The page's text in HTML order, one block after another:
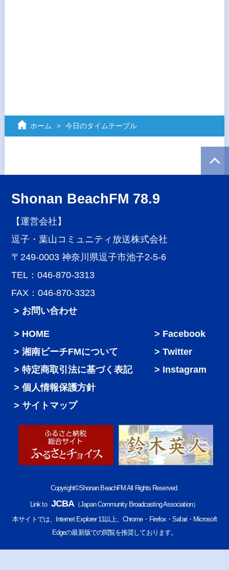
ホーム 今日のタイムテーブル
Shonan BeachFM 78.9
【運営会社】
逗子・葉山コミュニティ放送株式会社
〒249-0003 神奈川県逗子市池子2-5-6
TEL：046-870-3313
FAX：046-870-3323
> お問い合わせ
HOME
湘南ビーチFMについて
特定商取引法に基づく表記
個人情報保護方針
サイトマップ
Facebook
Twitter
Instagram
Copyright©Shonan BeachFM All Rights Reserved.
Link to JCBA（Japan Community Broadcasting Association）
本サイトでは、Internet Explorer 11以上、Chrome・Firefox・Safari・Microsoft
Edgeの最新版での閲覧を推奨しております。